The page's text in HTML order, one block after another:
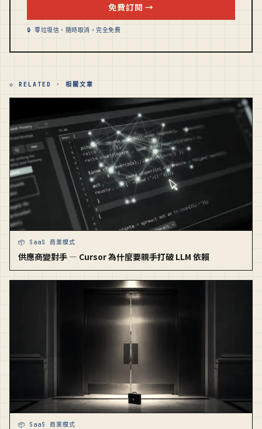
免費訂閱 →
🔒 零垃圾信，隨時取消，完全免費
◇ RELATED · 相關文章
📦 SaaS 商業模式
供應商變對手 — Cursor 為什麼要親手打破 LLM 依賴
📦 SaaS 商業模式